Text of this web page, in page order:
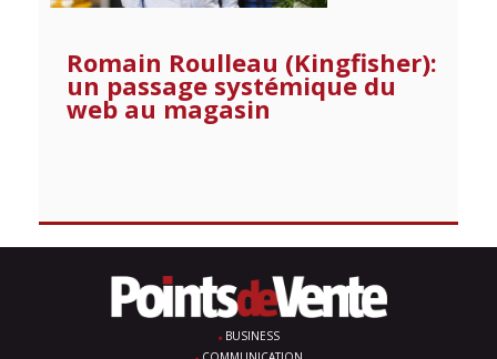
Romain Roulleau (Kingfisher):
un passage systémique du
web au magasin
BUSINESS